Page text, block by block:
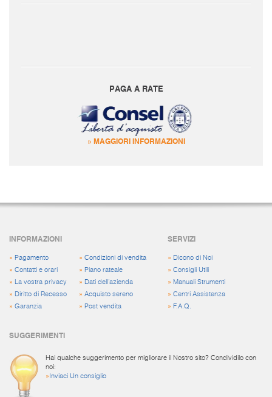
PAGA A RATE
» MAGGIORI INFORMAZIONI
INFORMAZIONI
» Pagamento
» Contatti e orari
»
La vostra privacy
» Diritto di Recesso
» Garanzia
» Condizioni di vendita
» Piano rateale
» Dati dell'azienda
» Acquisto sereno
» Post vendita
SERVIZI
» Dicono di Noi
»Consigli Utili
» Manuali Strumenti
»Centri Assistenza
» F.A.Q.
SUGGERIMENTI
Hai qualche suggerimento per migliorare il Nostro sito? Condividilo con
noi:
» Inviaci Un consiglio